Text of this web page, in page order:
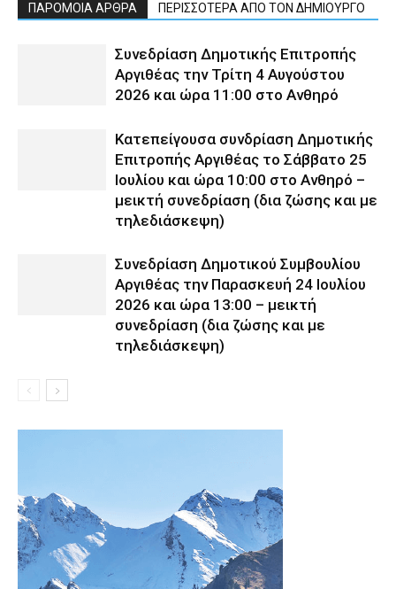
ΠΑΡΟΜΟΙΑ ΑΡΘΡΑ ΠΕΡΙΣΣΟΤΕΡΑ ΑΠΟ ΤΟΝ ΔΗΜΙΟΥΡΓΟ
Συνεδρίαση Δημοτικής Επιτροπής
Αργιθέας την Τρίτη 4 Αυγούστου
2026 και ώρα 11:00 στο Ανθηρό
Κατεπείγουσα συνδρίαση Δημοτικής
Επιτροπής Αργιθέας το Σάββατο 25
Ιουλίου και ώρα 10:00 στο Ανθηρό –
μεικτή συνεδρίαση (δια ζώσης και με
τηλεδιάσκεψη)
Συνεδρίαση Δημοτικού Συμβουλίου
Αργιθέας την Παρασκευή 24 Ιουλίου
2026 και ώρα 13:00 – μεικτή
συνεδρίαση (δια ζώσης και με
τηλεδιάσκεψη)